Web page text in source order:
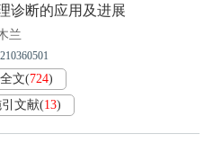
诊断的应用及进展
兰
文(724)
文献(13)